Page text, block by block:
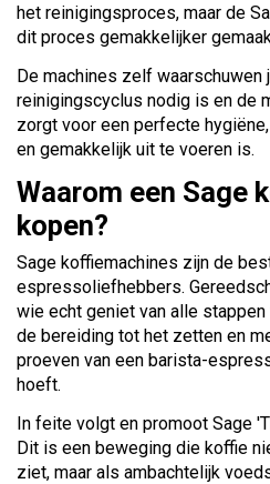
het reinigingsproces, maar de
dit proces gemakkelijker
De machines zelf waarschuwen
reinigingscyclus nodig is en de
zorgt voor een perfecte
en gemakkelijk uit te voeren is.
Waarom een Sage
kopen?
Sage koffiemachines zijn de
espressoliefhebbers.
wie echt geniet van alle
de bereiding tot het zetten en
proeven van een barista-
hoeft.
In feite volgt en promoot Sage
Dit is een beweging die koffie
ziet, maar als ambachtelijk